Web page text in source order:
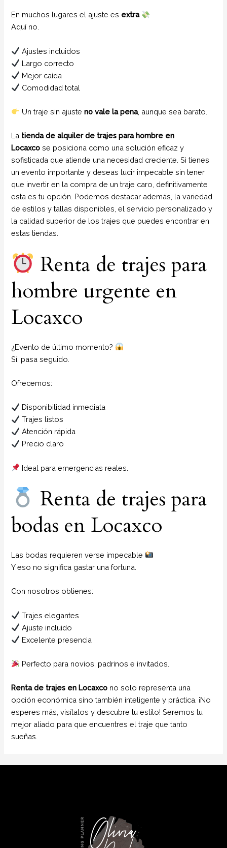
En muchos lugares el ajuste es extra
Aquí no.
Ajustes incluidos
Largo correcto
Mejor caída
Comodidad total
Un traje sin ajusteno vale la pena, aunque sea barato.
La tienda de alquiler de trajes para hombre en
Locaxco se posiciona como una solución eficaz y
sofisticada que atiende una necesidad creciente. Si tienes
un evento importante y deseas lucir impecable sin tener
que invertir en la compra de un traje caro, definitivamente
esta es tu opción. Podemos destacar además, la variedad
de estilos y tallas disponibles, el servicio personalizado y
la calidad superior de los trajes que puedes encontrar en
estas tiendas.
Renta de trajes para
hombre urgente en
Locaxco
¿Evento de último momento?
Sí, pasa seguido.
Ofrecemos:
Disponibilidad inmediata
Trajes listos
Atención rápida
Precio claro
Ideal para emergencias reales.
Renta de trajes para
bodas en Locaxco
Las bodas requieren verse impecable
Y eso no significa gastar una fortuna.
Con nosotros obtienes:
Trajes elegantes
Ajuste incluido
Excelente presencia
Perfecto para novios, padrinos e invitados.
Renta de trajes en Locaxco no solo representa una
opción económica sino también inteligente y práctica. ¡No
esperes más, visítalos y descubre tu estilo! Seremos tu
mejor aliado para que encuentres el traje que tanto
sueñas.